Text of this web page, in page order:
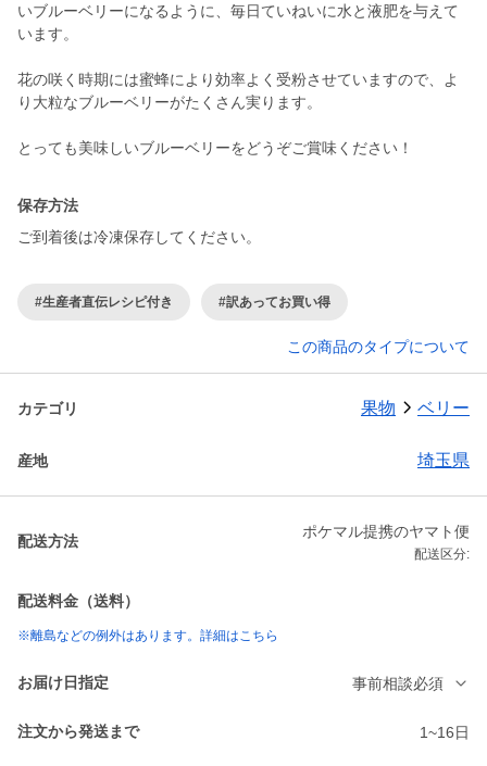
いブルーベリーになるように、毎日ていねいに水と液肥を与えて
います。
花の咲く時期には蜜蜂により効率よく受粉させていますので、よ
り大粒なブルーベリーがたくさん実ります。
とっても美味しいブルーベリーをどうぞご賞味ください！
保存方法
ご到着後は冷凍保存してください。
#生産者直伝レシピ付き #訳あってお買い得
この商品のタイプについて
カテゴリ 果物 ベリー
産地 埼玉県
配送方法
ポケマル提携のヤマト便
配送区分:
配送料金（送料）
※離島などの例外はあります。詳細はこちら
お届け日指定 事前相談必須
注文から発送まで 1~16日